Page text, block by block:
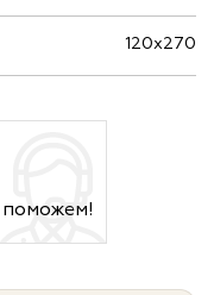
120х270